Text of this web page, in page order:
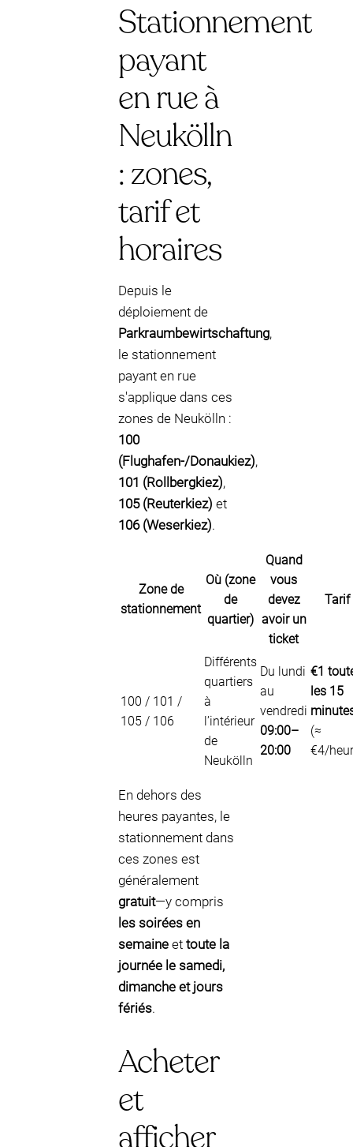
Stationnement
payant
en rue à
Neukölln
: zones,
tarif et
horaires
Depuis le
déploiement de
Parkraumbewirtschaftung,
le stationnement
payant en rue
s'applique dans ces
zones de Neukölln :
100
(Flughafen-/Donaukiez),
101 (Rollbergkiez),
105 (Reuterkiez) et
106 (Weserkiez).
Zone de
stationnement
Où (zone
de
quartier)
Quand
vous
devez
avoir un
ticket
Tarif
100 / 101 /
105 / 106
Différents
quartiers
à
l’intérieur
de
Neukölln
Du lundi
au
vendredi
09:00–
20:00
€1
les 15
(≈
€4/
En dehors des
heures payantes, le
stationnement dans
ces zones est
généralement
gratuit—y compris
les soirées en
semaine et toute la
journée le samedi,
dimanche et jours
fériés.
Acheter
et
afficher